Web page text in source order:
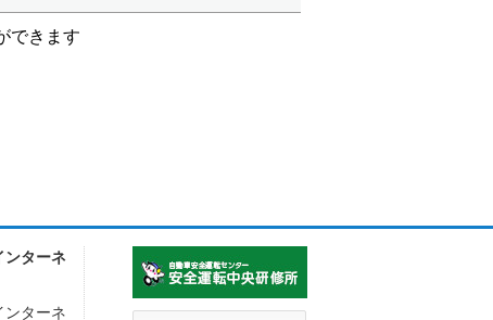
できます
ンターネ
ンターネ